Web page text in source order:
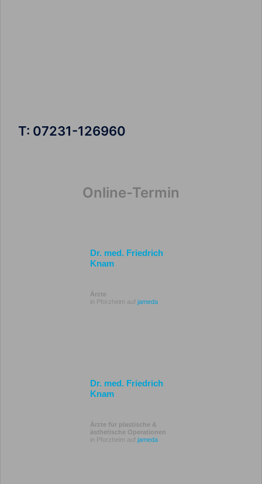
T: 07231-126960
Online-Termin
Dr. med. Friedrich
Knam
Ärzte
in Pforzheim auf jameda
Dr. med. Friedrich
Knam
Ärzte für plastische &
ästhetische Operationen
in Pforzheim auf jameda